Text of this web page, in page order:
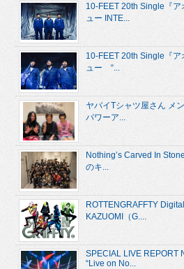
10-FEET 20th Single『ア
ュー INTE...
10-FEET 20th Single『ア
ュー “...
ヤバイTシャツ屋さん メ
パワーア...
Nothing’s Carved In
のキ...
ROTTENGRAFFTY
KAZUOMI（G....
SPECIAL LIVE REPORT
“Live on No...